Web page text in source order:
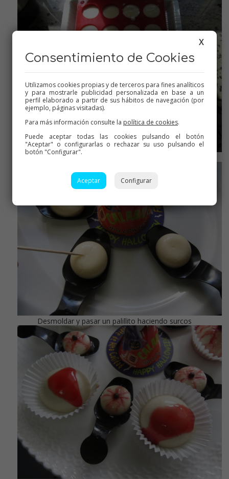
Dejar una o dos horas en la nevera,
Desmoldar y pasar un palillito haciendo surcos
X
Consentimiento de Cookies
Utilizamos cookies propias y de terceros para fines analíticos
y para mostrarle publicidad personalizada en base a un
perfil elaborado a partir de sus hábitos de navegación (por
ejemplo, páginas visitadas).
Para más información consulte la política de cookies.
Puede aceptar todas las cookies pulsando el botón
"Aceptar" o configurarlas o rechazar su uso pulsando el
botón "Configurar".
Aceptar Configurar